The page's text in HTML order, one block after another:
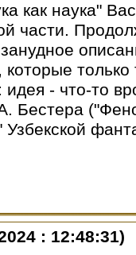
как наука"
части.
которые
идея - что-то
Бестера
: 12:48:31)